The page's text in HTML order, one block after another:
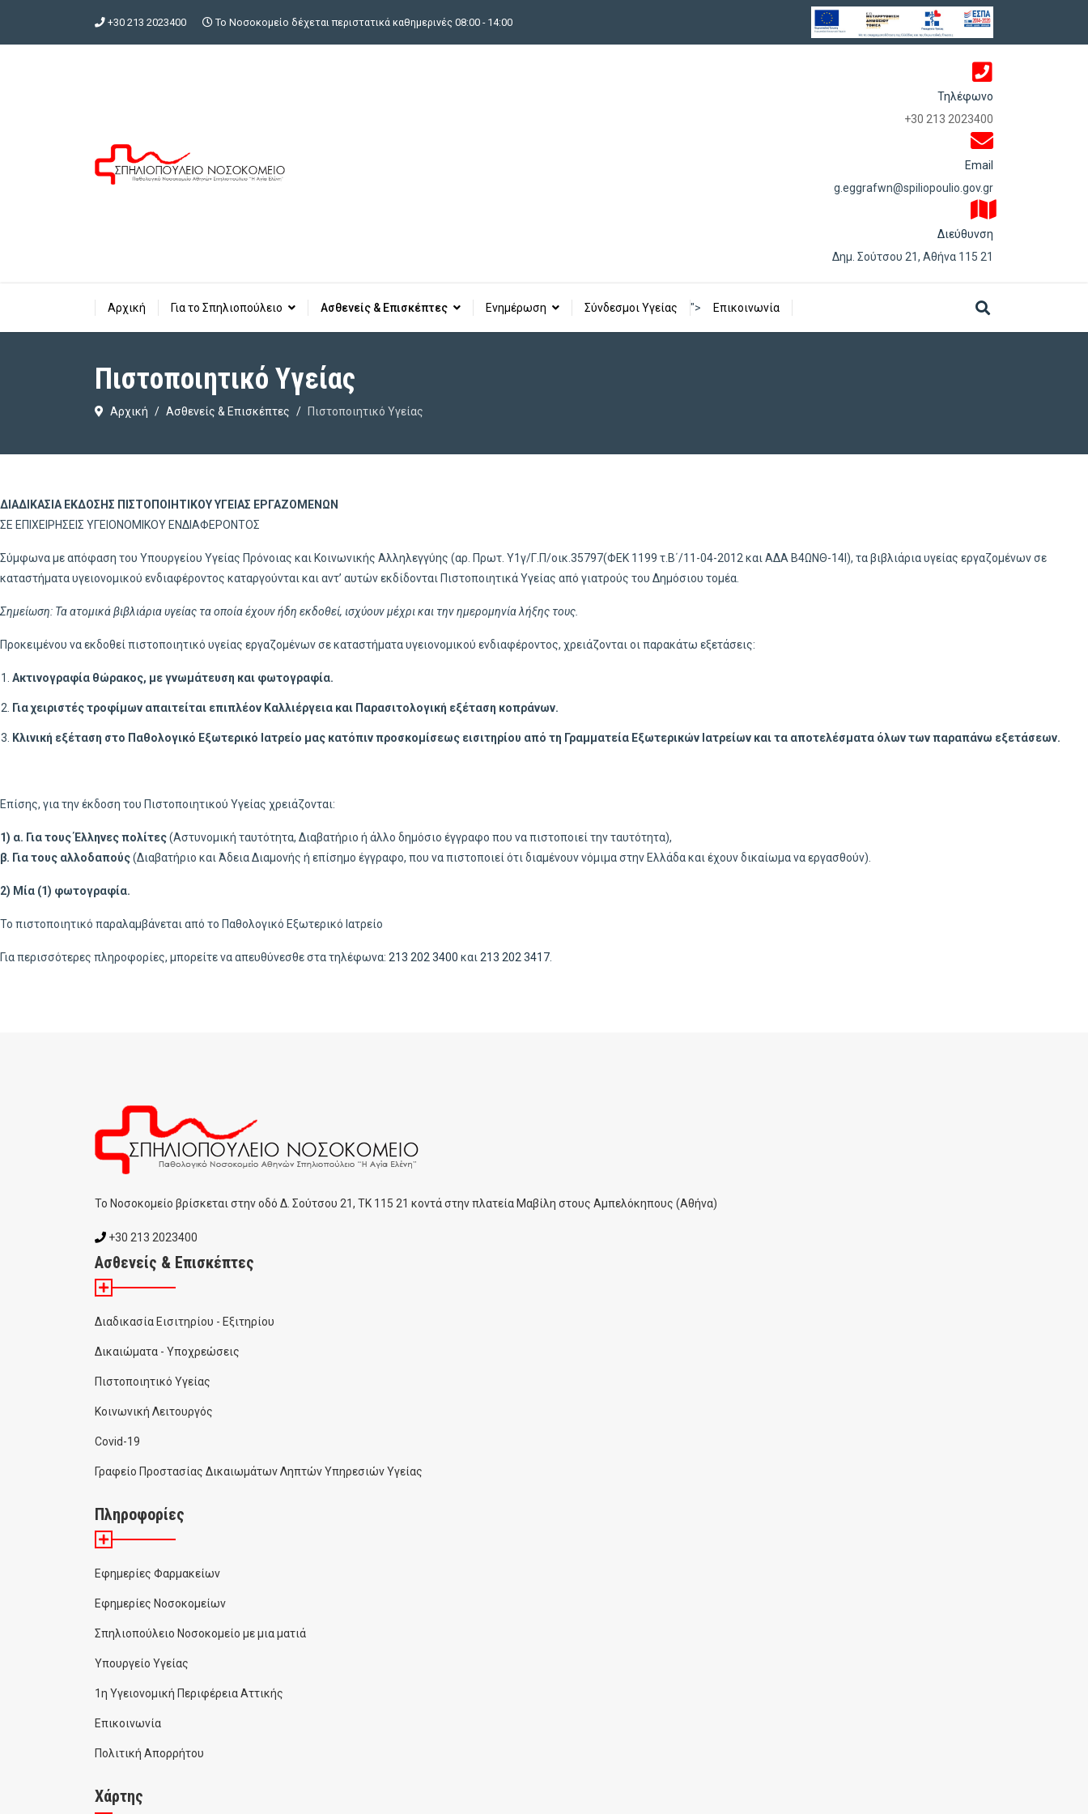
+30 213 2023400 Το Νοσοκομείο δέχεται περιστατικά καθημερινές 08:00 - 14:00
Τηλέφωνο
+30 213 2023400
Email
g.eggrafwn@spiliopoulio.gov.gr
Διεύθυνση
Δημ. Σούτσου 21, Αθήνα 115 21
Αρχική Για το Σπηλιοπούλειο Ασθενείς & Επισκέπτες Ενημέρωση Σύνδεσμοι Υγείας "> Επικοινωνία
Πιστοποιητικό Υγείας
Αρχική Ασθενείς & Επισκέπτες Πιστοποιητικό Υγείας
ΔΙΑΔΙΚΑΣΙΑ ΕΚΔΟΣΗΣ ΠΙΣΤΟΠΟΙΗΤΙΚΟΥ ΥΓΕΙΑΣ ΕΡΓΑΖΟΜΕΝΩΝ
ΣΕ ΕΠΙΧΕΙΡΗΣΕΙΣ ΥΓΕΙΟΝΟΜΙΚΟΥ ΕΝΔΙΑΦΕΡΟΝΤΟΣ
Σύμφωνα με απόφαση του Υπουργείου Υγείας Πρόνοιας και Κοινωνικής Αλληλεγγύης (αρ. Πρωτ. Υ1γ/Γ.Π/οικ.35797(ΦΕΚ 1199 τ.Β΄/11-04-2012 και ΑΔΑ Β4ΩΝΘ-14Ι), τα βιβλιάρια υγείας εργαζομένων σε
καταστήματα υγειονομικού ενδιαφέροντος καταργούνται και αντ’ αυτών εκδίδονται Πιστοποιητικά Υγείας από γιατρούς του Δημόσιου τομέα.
Σημείωση: Τα ατομικά βιβλιάρια υγείας τα οποία έχουν ήδη εκδοθεί, ισχύουν μέχρι και την ημερομηνία λήξης τους.
Προκειμένου να εκδοθεί πιστοποιητικό υγείας εργαζομένων σε καταστήματα υγειονομικού ενδιαφέροντος, χρειάζονται οι παρακάτω εξετάσεις:
Ακτινογραφία θώρακος, με γνωμάτευση και φωτογραφία.
Για χειριστές τροφίμων απαιτείται επιπλέον Καλλιέργεια και Παρασιτολογική εξέταση κοπράνων.
Κλινική εξέταση στο Παθολογικό Εξωτερικό Ιατρείο μας κατόπιν προσκομίσεως εισιτηρίου από τη Γραμματεία Εξωτερικών Ιατρείων και τα αποτελέσματα όλων των παραπάνω εξετάσεων.
Επίσης, για την έκδοση του Πιστοποιητικού Υγείας χρειάζονται:
1) α. Για τους Έλληνες πολίτες(Αστυνομική ταυτότητα, Διαβατήριο ή άλλο δημόσιο έγγραφο που να πιστοποιεί την ταυτότητα),
β. Για τους αλλοδαπούς(Διαβατήριο και Άδεια Διαμονής ή επίσημο έγγραφο, που να πιστοποιεί ότι διαμένουν νόμιμα στην Ελλάδα και έχουν δικαίωμα να εργασθούν).
2) Μία (1) φωτογραφία.
Το πιστοποιητικό παραλαμβάνεται από το Παθολογικό Εξωτερικό Ιατρείο
Για περισσότερες πληροφορίες, μπορείτε να απευθύνεσθε στα τηλέφωνα: 213 202 3400 και 213 202 3417
To Noσοκομείο βρίσκεται στην οδό Δ. Σούτσου 21, ΤΚ 115 21 κοντά στην πλατεία Μαβίλη στους Αμπελόκηπους (Αθήνα)
+30 213 2023400
Ασθενείς & Επισκέπτες
Διαδικασία Εισιτηρίου - Εξιτηρίου
Δικαιώματα - Υποχρεώσεις
Πιστοποιητικό Υγείας
Κοινωνική Λειτουργός
Covid-19
Γραφείο Προστασίας Δικαιωμάτων Ληπτών Υπηρεσιών Υγείας
Πληροφορίες
Εφημερίες Φαρμακείων
Εφημερίες Νοσοκομείων
Σπηλιοπούλειο Νοσοκομείο με μια ματιά
Υπουργείο Υγείας
1η Υγειονομική Περιφέρεια Αττικής
Επικοινωνία
Πολιτική Απορρήτου
Χάρτης